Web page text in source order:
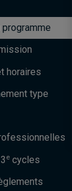
horaires
type
e cycles